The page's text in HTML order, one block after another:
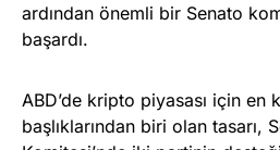
ardından önemli bir Senato
başardı.
ABD’de kripto piyasası için en
başlıklarından biri olan tasarı,